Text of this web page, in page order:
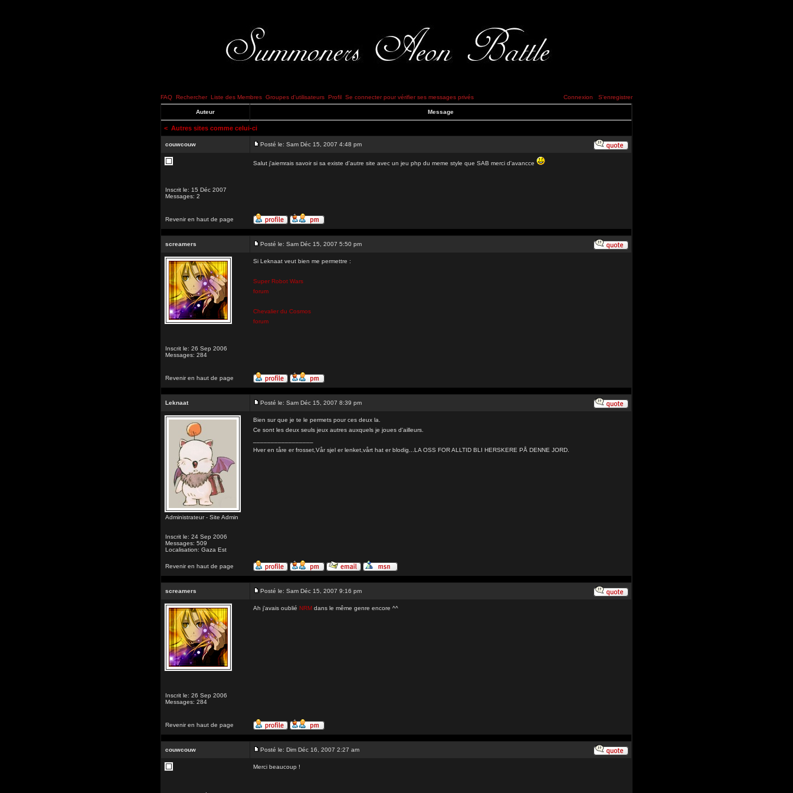
FAQ Rechercher Liste des Membres Groupes d'utilisateurs Profil Se connecter pour vérifier ses messages privés Connexion S'enregistrer
Auteur Message
< Autres sites comme celui-ci
couwcouw Posté le: Sam Déc 15, 2007 4:48 pm
Inscrit le: 15 Déc 2007
Messages: 2
Salut j'aiemrais savoir si sa existe d'autre site avec un jeu php du meme style que SAB merci d'avancce
Revenir en haut de page
screamers Posté le: Sam Déc 15, 2007 5:50 pm
Inscrit le: 26 Sep 2006
Messages: 284
Si Leknaat veut bien me permettre :
Super Robot Wars
forum
Chevalier du Cosmos
forum
Revenir en haut de page
Leknaat Posté le: Sam Déc 15, 2007 8:39 pm
Administrateur - Site Admin
Inscrit le: 24 Sep 2006
Messages: 509
Localisation: Gaza Est
Bien sur que je te le permets pour ces deux la.
Ce sont les deux seuls jeux autres auxquels je joues d'ailleurs.
Hver en tåre er frosset,Vår sjel er lenket,vårt hat er blodig...LA OSS FOR ALLTID BLI HERSKERE PÅ DENNE JORD.
Revenir en haut de page
screamers Posté le: Sam Déc 15, 2007 9:16 pm
Inscrit le: 26 Sep 2006
Messages: 284
Ah j'avais oublié NRM dans le même genre encore ^^
Revenir en haut de page
couwcouw Posté le: Dim Déc 16, 2007 2:27 am
Merci beaucoup !